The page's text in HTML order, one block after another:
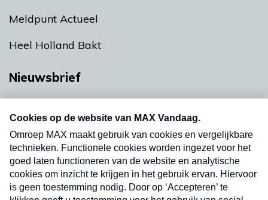
Meldpunt Actueel
Heel Holland Bakt
Nieuwsbrief
nieuwsbrief. Elke vrijdag- en dinsdagochtend in
uw mailbox.
Verzend